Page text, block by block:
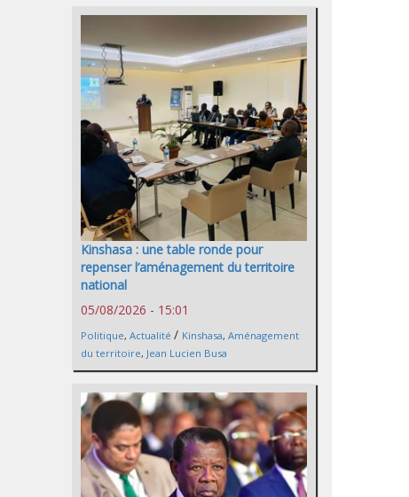
Kinshasa : une table ronde pour
repenser l’aménagement du territoire
national
05/08/2026 - 15:01
Politique, Actualité / Kinshasa, Aménagement
du territoire, Jean Lucien Busa